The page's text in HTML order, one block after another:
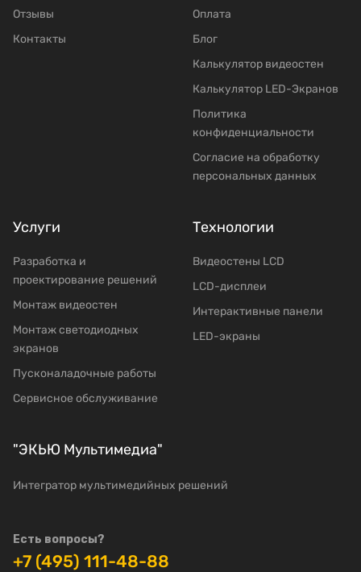
Отзывы
Контакты
Оплата
Блог
Калькулятор видеостен
Калькулятор LED-Экранов
Политика
конфиденциальности
Согласие на обработку
персональных данных
Услуги
Разработка и
проектирование решений
Mонтаж видеостен
Moнтаж светодиодных
экранов
Пусконаладочные работы
Сервисное обслуживание
Технологии
Видеостены LCD
LCD-дисплеи
Интерактивные панели
LED-экраны
"ЭКЬЮ Мультимедиа"
Интегратор мультимедийных решений
Есть вопросы?
+7 (495) 111-48-88